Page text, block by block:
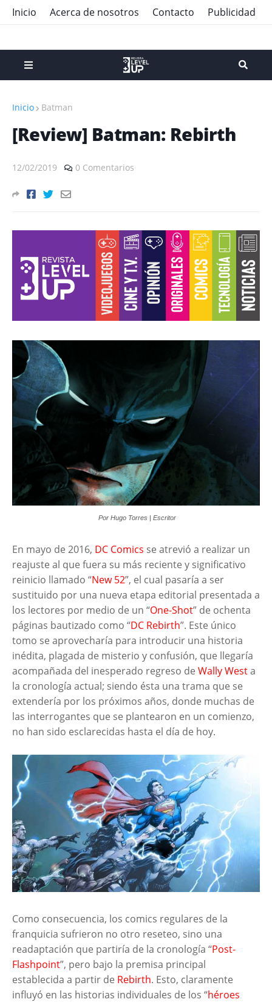
Inicio Acerca de nosotros Contacto Publicidad
Inicio Batman
[Review] Batman: Rebirth
12/02/2019 0 Comentarios
Por Hugo Torres | Escritor
En mayo de 2016, DC Comics se atrevió a realizar un
reajuste al que fuera su más reciente y significativo
reinicio llamado “New 52”, el cual pasaría a ser
sustituido por una nueva etapa editorial presentada a
los lectores por medio de un “One-Shot” de ochenta
páginas bautizado como “DC Rebirth”. Este único
tomo se aprovecharía para introducir una historia
inédita, plagada de misterio y confusión, que llegaría
acompañada del inesperado regreso de Wally Westa
la cronología actual; siendo ésta una trama que se
extendería por los próximos años, donde muchas de
las interrogantes que se plantearon en un comienzo,
no han sido esclarecidas hasta el día de hoy.
Como consecuencia, los comics regulares de la
franquicia sufrieron no otro reseteo, sino una
readaptación que partiría de la cronología “Post-
Flashpoint”, pero bajo la premisa principal
establecida a partir de Rebirth. Esto, claramente
influyó en las historias individuales de los “héroes